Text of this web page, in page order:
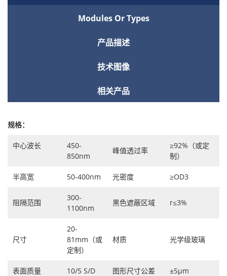
Modules Or Types
产品描述
技术图像
相关产品
规格：
中心波长
450-
850nm
峰值透过率
≥92%（或定
制）
半高宽 50-400nm 光密度 ≥OD3
阻隔范围
300-
1100nm
黑色遮蔽区域 r≤3%
尺寸
20-
81mm（或
定制）
材质 光学级玻璃
表面质量 10/5 S/D 图形尺寸公差 ±5μm